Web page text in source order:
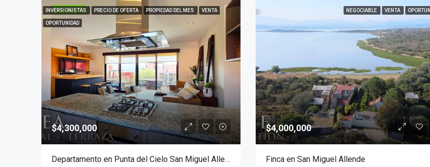
DESTACADO
INVERSIONISTAS PRECIO DE OFERTA PROPIEDAD DEL MES VENTA
OPORTUNIDAD
$4,300,000
Departamento en Punta del Cielo San Miguel Allende
NEGOCIABLE VENTA
$4,000,000
Finca en San Miguel Allende